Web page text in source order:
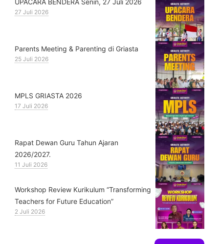
UPACARA BENDERA Senin, 27 Juli 2026
27 Juli 2026
Parents Meeting & Parenting di Griasta
25 Juli 2026
MPLS GRIASTA 2026
17 Juli 2026
Rapat Dewan Guru Tahun Ajaran
2026/2027.
11 Juli 2026
Workshop Review Kurikulum “Transforming
Teachers for Future Education”
2 Juli 2026